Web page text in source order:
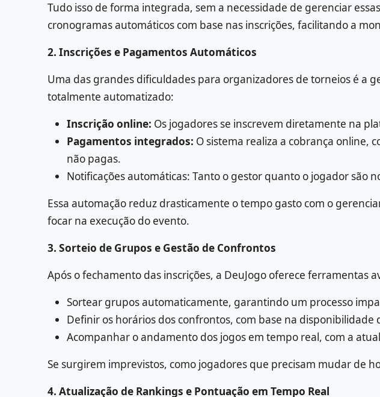
Tudo isso de forma integrada, sem a necessidade de gerenciar
cronogramas automáticos com base nas inscrições, facilitando a
2. Inscrições e Pagamentos Automáticos
Uma das grandes dificuldades para organizadores de torneios é a
totalmente automatizado:
Inscrição online: Os jogadores se inscrevem diretamente na
Pagamentos integrados: O sistema realiza a cobrança online,
não pagas.
Notificações automáticas: Tanto o gestor quanto o jogador são
Essa automação reduz drasticamente o tempo gasto com o
focar na execução do evento.
3. Sorteio de Grupos e Gestão de Confrontos
Após o fechamento das inscrições, a DeuJogo oferece ferramentas
Sortear grupos automaticamente, garantindo um processo
Definir os horários dos confrontos, com base na disponibilidade
Acompanhar o andamento dos jogos em tempo real, com a
Se surgirem imprevistos, como jogadores que precisam mudar de
4. Atualização de Rankings e Pontuação em Tempo Real